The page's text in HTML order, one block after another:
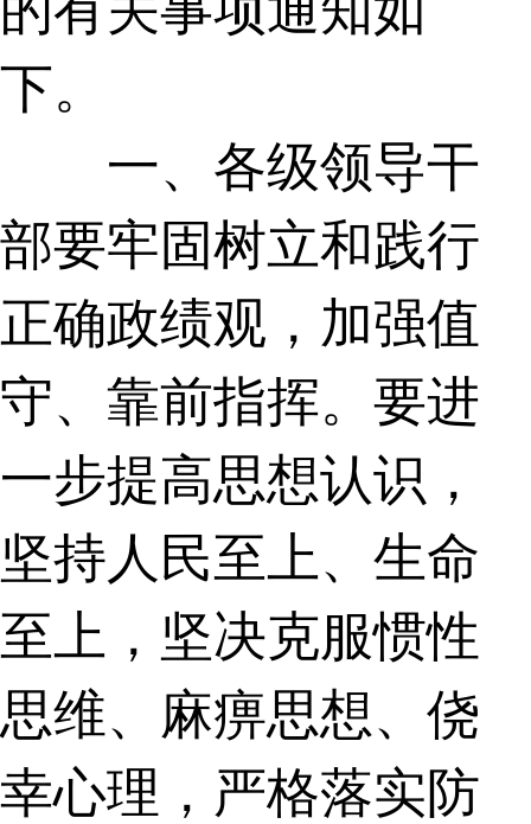
下。
一、各级领导干
部要牢固树立和践行
正确政绩观，加强值
守、靠前指挥。要进
一步提高思想认识，
坚持人民至上、生命
至上，坚决克服惯性
思维、麻痹思想、侥
幸心理，严格落实防